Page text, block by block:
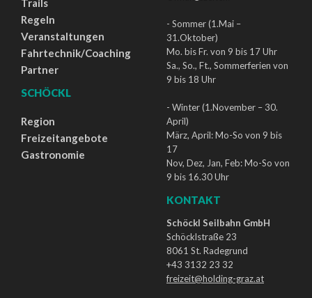
Trails
Regeln
Veranstaltungen
Fahrtechnik/Coaching
Partner
SCHÖCKL
Region
Freizeitangebote
Gastronomie
- Sommer (1.Mai –
31.Oktober)
Mo. bis Fr. von 9 bis 17 Uhr
Sa., So., Ft., Sommerferien von
9 bis 18 Uhr
- Winter (1.November – 30.
April)
März, April: Mo-So von 9 bis
17
Nov, Dez, Jan, Feb: Mo-So von
9 bis 16.30 Uhr
KONTAKT
Schöckl Seilbahn GmbH
Schöcklstraße 23
8061 St. Radegrund
+43 3132 23 32
freizeit@holding-graz.at